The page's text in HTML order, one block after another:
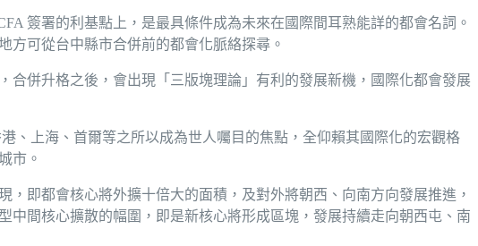
簽署的利基點上，是最具條件成為未來在國際間耳熟能詳的都會名詞。
方可從台中縣市合併前的都會化脈絡探尋。
併升格之後，會出現「三版塊理論」有利的發展新機，國際化都會發展
、上海、首爾等之所以成為世人囑目的焦點，全仰賴其國際化的宏觀格
市。
即都會核心將外擴十倍大的面積，及對外將朝西、向南方向發展推進，
中間核心擴散的幅圍，即是新核心將形成區塊，發展持續走向朝西屯、南